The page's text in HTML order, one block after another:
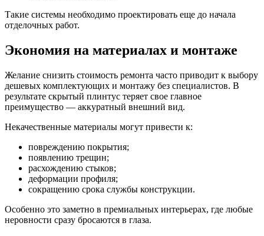
Такие системы необходимо проектировать еще до начала
отделочных работ.
Экономия на материалах и монтаже
Желание снизить стоимость ремонта часто приводит к выбору
дешевых комплектующих и монтажу без специалистов. В
результате скрытый плинтус теряет свое главное
преимущество — аккуратный внешний вид.
Некачественные материалы могут привести к:
повреждению покрытия;
появлению трещин;
расхождению стыков;
деформации профиля;
сокращению срока службы конструкции.
Особенно это заметно в премиальных интерьерах, где любые
неровности сразу бросаются в глаза.